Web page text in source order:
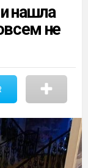
нашла
не